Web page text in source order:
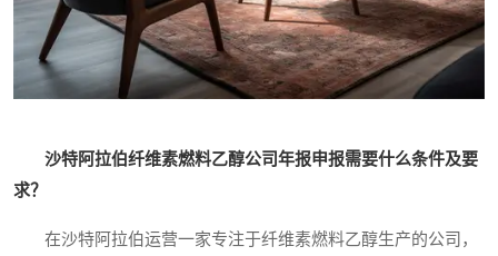
沙特阿拉伯纤维素燃料乙醇公司年报申报需要什么条件及要
求？
在沙特阿拉伯运营一家专注于纤维素燃料乙醇生产的公司，